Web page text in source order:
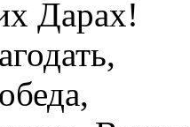
Дарах!